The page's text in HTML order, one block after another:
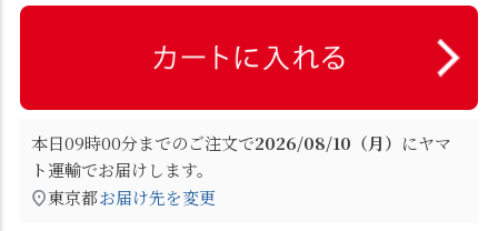
本日09時00分までのご注文で2026/08/10（月） にヤマ
ト運輸でお届けします。
東京都お届け先を変更